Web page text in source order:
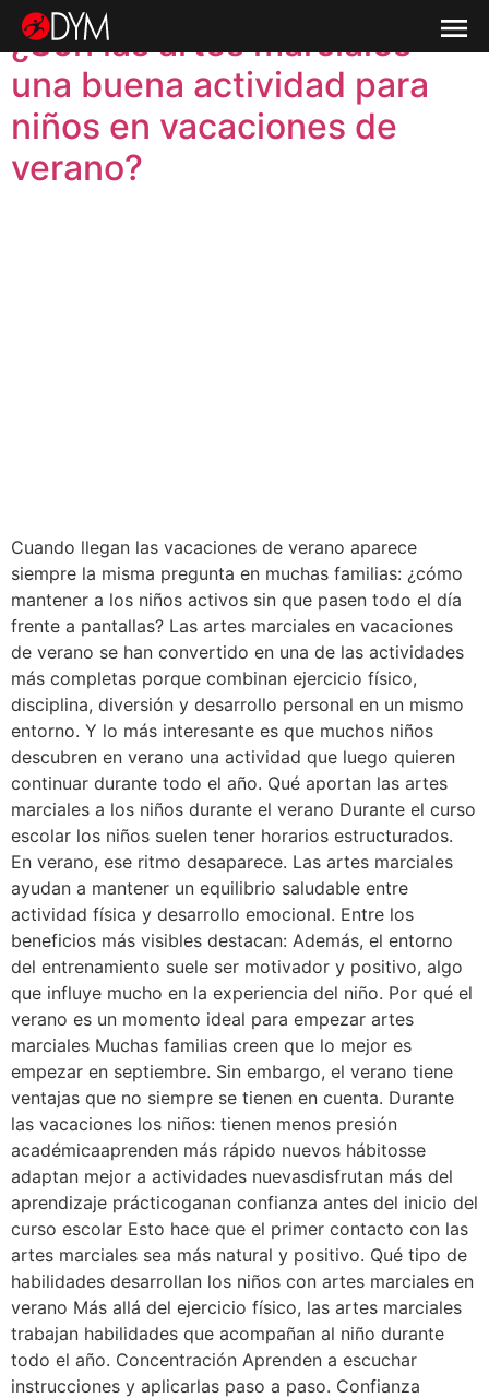
¿Son las artes marciales
una buena actividad para
niños en vacaciones de
verano?
Cuando llegan las vacaciones de verano aparece
siempre la misma pregunta en muchas familias: ¿cómo
mantener a los niños activos sin que pasen todo el día
frente a pantallas? Las artes marciales en vacaciones
de verano se han convertido en una de las actividades
más completas porque combinan ejercicio físico,
disciplina, diversión y desarrollo personal en un mismo
entorno. Y lo más interesante es que muchos niños
descubren en verano una actividad que luego quieren
continuar durante todo el año. Qué aportan las artes
marciales a los niños durante el verano Durante el curso
escolar los niños suelen tener horarios estructurados.
En verano, ese ritmo desaparece. Las artes marciales
ayudan a mantener un equilibrio saludable entre
actividad física y desarrollo emocional. Entre los
beneficios más visibles destacan: Además, el entorno
del entrenamiento suele ser motivador y positivo, algo
que influye mucho en la experiencia del niño. Por qué el
verano es un momento ideal para empezar artes
marciales Muchas familias creen que lo mejor es
empezar en septiembre. Sin embargo, el verano tiene
ventajas que no siempre se tienen en cuenta. Durante
las vacaciones los niños: tienen menos presión
académicaaprenden más rápido nuevos hábitosse
adaptan mejor a actividades nuevasdisfrutan más del
aprendizaje prácticoganan confianza antes del inicio del
curso escolar Esto hace que el primer contacto con las
artes marciales sea más natural y positivo. Qué tipo de
habilidades desarrollan los niños con artes marciales en
verano Más allá del ejercicio físico, las artes marciales
trabajan habilidades que acompañan al niño durante
todo el año. Concentración Aprenden a escuchar
instrucciones y aplicarlas paso a paso. Confianza